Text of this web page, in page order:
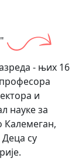
- њих 16
и
науке за
Калемеган,
су